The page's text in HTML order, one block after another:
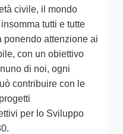
civile, il mondo
tutti e tutte
ponendo attenzione ai
con un obiettivo
di noi, ogni
contribuire con le
per lo Sviluppo